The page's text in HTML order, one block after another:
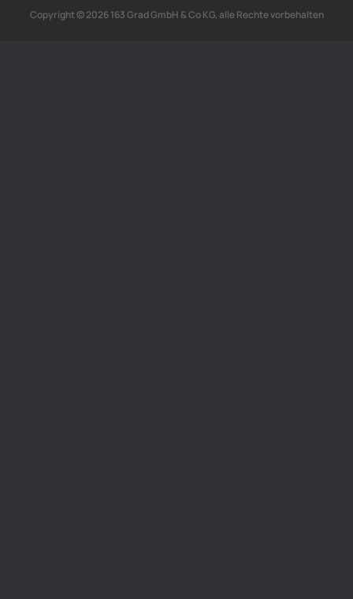
Copyright © 2026 163 Grad GmbH & Co KG, alle Rechte vorbehalten